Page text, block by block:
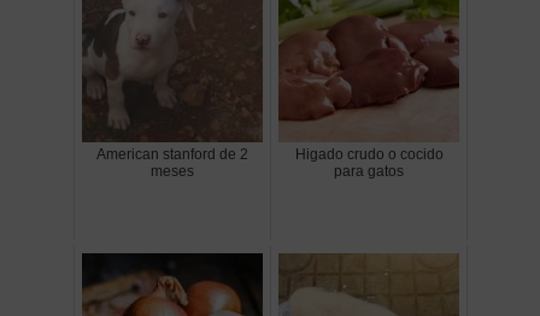
American stanford de 2
meses
Higado crudo o cocido
para gatos